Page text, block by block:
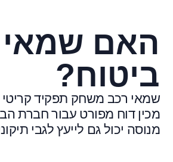
האם שמאי
ביטוח?
שמאי רכב משחק תפקיד קריטי
מכין דוח מפורט עבור חברת
מנוסה יכול גם לייעץ לגבי